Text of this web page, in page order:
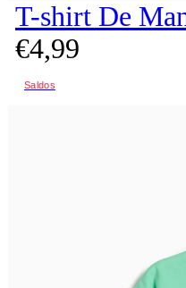
T-shirt De
€4,99
Saldos